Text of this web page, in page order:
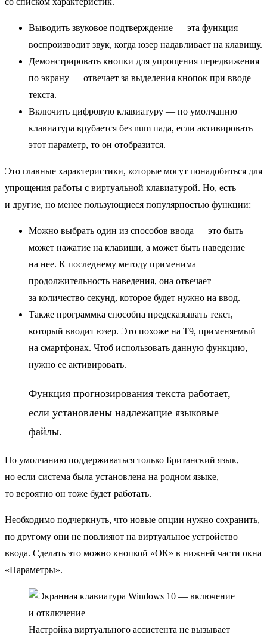
Выводить звуковое подтверждение — эта функция
воспроизводит звук, когда юзер надавливает на клавишу.
Демонстрировать кнопки для упрощения передвижения
по экрану — отвечает за выделения кнопок при вводе
текста.
Включить цифровую клавиатуру — по умолчанию
клавиатура врубается без num пада, если активировать
этот параметр, то он отобразится.
Это главные характеристики, которые могут понадобиться для
упрощения работы с виртуальной клавиатурой. Но, есть
и другие, но менее пользующиеся популярностью функции:
Можно выбрать один из способов ввода — это быть
может нажатие на клавиши, а может быть наведение
на нее. К последнему методу применима
продолжительность наведения, она отвечает
за количество секунд, которое будет нужно на ввод.
Также программка способна предсказывать текст,
который вводит юзер. Это похоже на Т9, применяемый
на смартфонах. Чтоб использовать данную функцию,
нужно ее активировать.
Функция прогнозирования текста работает,
если установлены надлежащие языковые
файлы.
По умолчанию поддерживаться только Британский язык,
но если система была установлена на родном языке,
то вероятно он тоже будет работать.
Необходимо подчеркнуть, что новые опции нужно сохранить,
по другому они не повлияют на виртуальное устройство
ввода. Сделать это можно кнопкой «ОК» в нижней части окна
«Параметры».
Настройка виртуального ассистента не вызывает